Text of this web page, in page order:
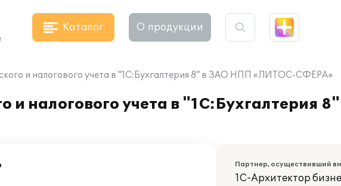
Каталог О продукции
и налогового учета в "1С:Бухгалтерия 8" в ЗАО НПП «ЛИТОС-СФЕРА»
и налогового учета в
Партнер, осуществивший
1С-Архитектор